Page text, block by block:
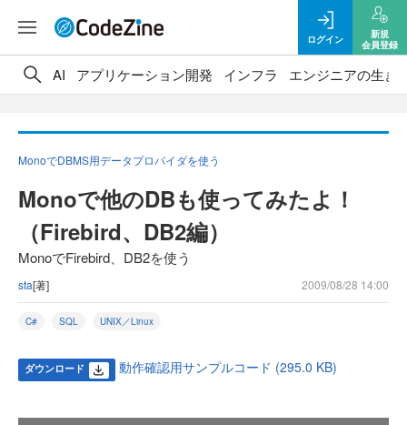
ログイン
新規
会員登録
AI アプリケーション開発 インフラ エンジニアの生き
MonoでDBMS用データプロバイダを使う
Monoで他のDBも使ってみたよ！
（Firebird、DB2編）
MonoでFirebird、DB2を使う
sta[著] 2009/08/28 14:00
C# SQL UNIX／Linux
ダウンロード 動作確認用サンプルコード (295.0 KB)